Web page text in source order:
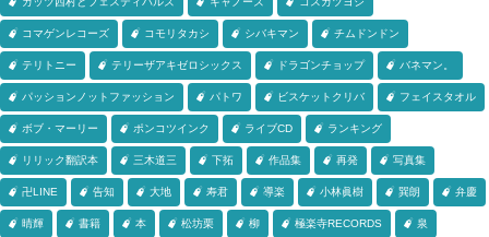
コマゲンレコーズ コモリタカシ シバキマン チムドンドン
テリトニー テリーザアキゼロシックス ドラゴンチョップ バネマン。
パッションノットファッション パトワ ビスケットクリバ フェイスタオル
ボブ・マーリー ポンコツインク ライブCD ランキング
リリック翻訳本 三木道三 下拓 作品集 再発 写真集
卍LINE 告知 大地 寿君 導楽 小林眞樹 巽朗 弁慶
晴輝 書籍 本 松坊栗 柳 極楽寺RECORDS 泉